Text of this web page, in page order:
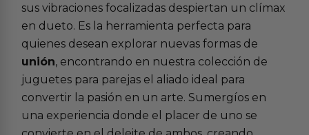
sus vibraciones focalizadas despiertan un clímax
en dueto. Es la herramienta perfecta para
quienes desean explorar nuevas formas de
unión, encontrando en nuestra colección de
juguetes para parejas el aliado ideal para
convertir la pasión en un arte. Sumergíos en
una experiencia donde el placer de uno se